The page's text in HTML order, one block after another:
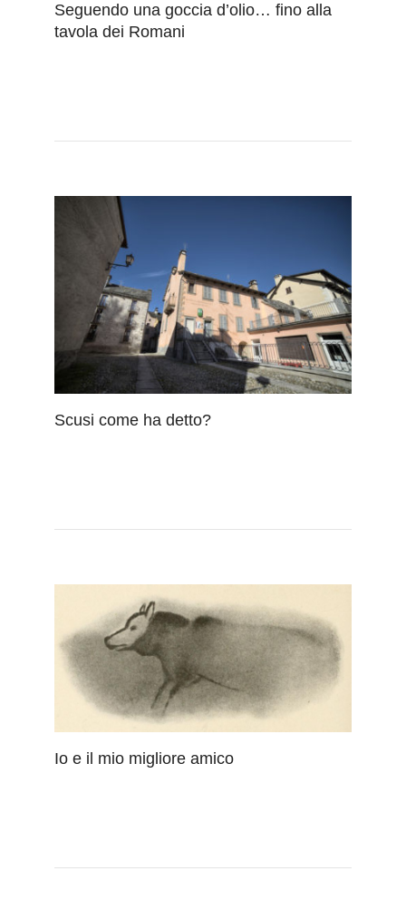
Seguendo una goccia d’olio… fino alla
tavola dei Romani
Scusi come ha detto?
Io e il mio migliore amico